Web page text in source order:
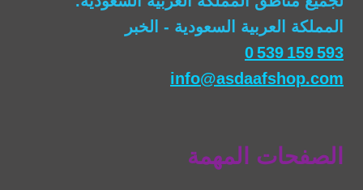
المملكة العربية السعودية - الخبر
0 539 159 593
info@asdaafshop.com
الصفحات المهمة